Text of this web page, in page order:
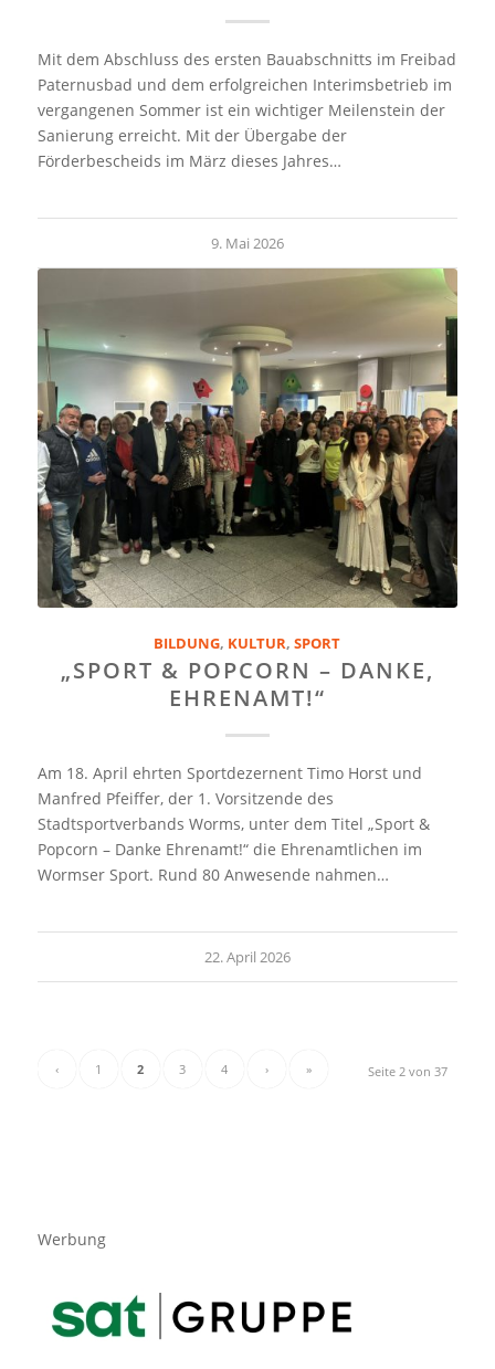
Mit dem Abschluss des ersten Bauabschnitts im Freibad
Paternusbad und dem erfolgreichen Interimsbetrieb im
vergangenen Sommer ist ein wichtiger Meilenstein der
Sanierung erreicht. Mit der Übergabe der
Förderbescheids im März dieses Jahres…
9. Mai 2026
BILDUNG, KULTUR,SPORT
„SPORT & POPCORN – DANKE,
EHRENAMT!“
Am 18. April ehrten Sportdezernent Timo Horst und
Manfred Pfeiffer, der 1. Vorsitzende des
Stadtsportverbands Worms, unter dem Titel „Sport &
Popcorn – Danke Ehrenamt!“ die Ehrenamtlichen im
Wormser Sport. Rund 80 Anwesende nahmen…
22. April 2026
Seite 2 von 37
‹ 1 2 3 4 › »
Werbung